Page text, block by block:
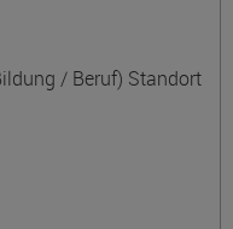
/ Beruf) Standort